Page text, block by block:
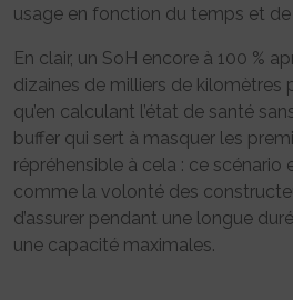
usage en fonction du temps et
En clair, un SoH encore à 100 %
dizaines de milliers de kilomètres
qu’en calculant l’état de santé
buffer qui sert à masquer les
répréhensible à cela : ce
comme la volonté des
d’assurer pendant une longue
une capacité maximales.